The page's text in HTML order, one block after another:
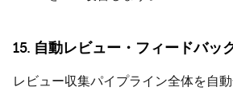
15. 自動レビュー・フィードバッ
レビュー収集パイプライン全体を自